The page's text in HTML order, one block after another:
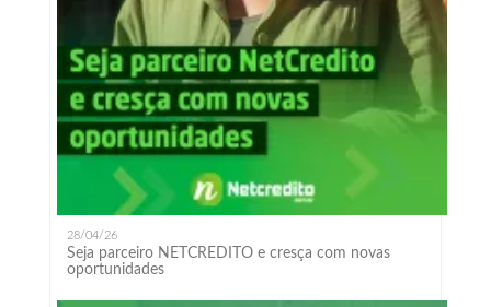
28/04/26
Seja parceiro NETCREDITO e cresça com novas
oportunidades